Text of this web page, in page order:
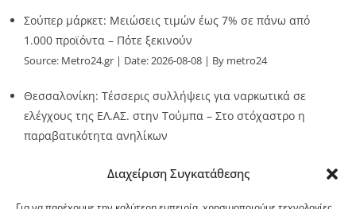
Διαχείριση Συγκατάθεσης
Σούπερ μάρκετ: Μειώσεις τιμών έως 7% σε πάνω από
1.000 προϊόντα – Πότε ξεκινούν
Source: Metro24.gr Date: 2026-08-08 By metro24
Θεσσαλονίκη: Τέσσερις συλλήψεις για ναρκωτικά σε
ελέγχους της ΕΛ.ΑΣ. στην Τούμπα – Στο στόχαστρο η
παραβατικότητα ανηλίκων